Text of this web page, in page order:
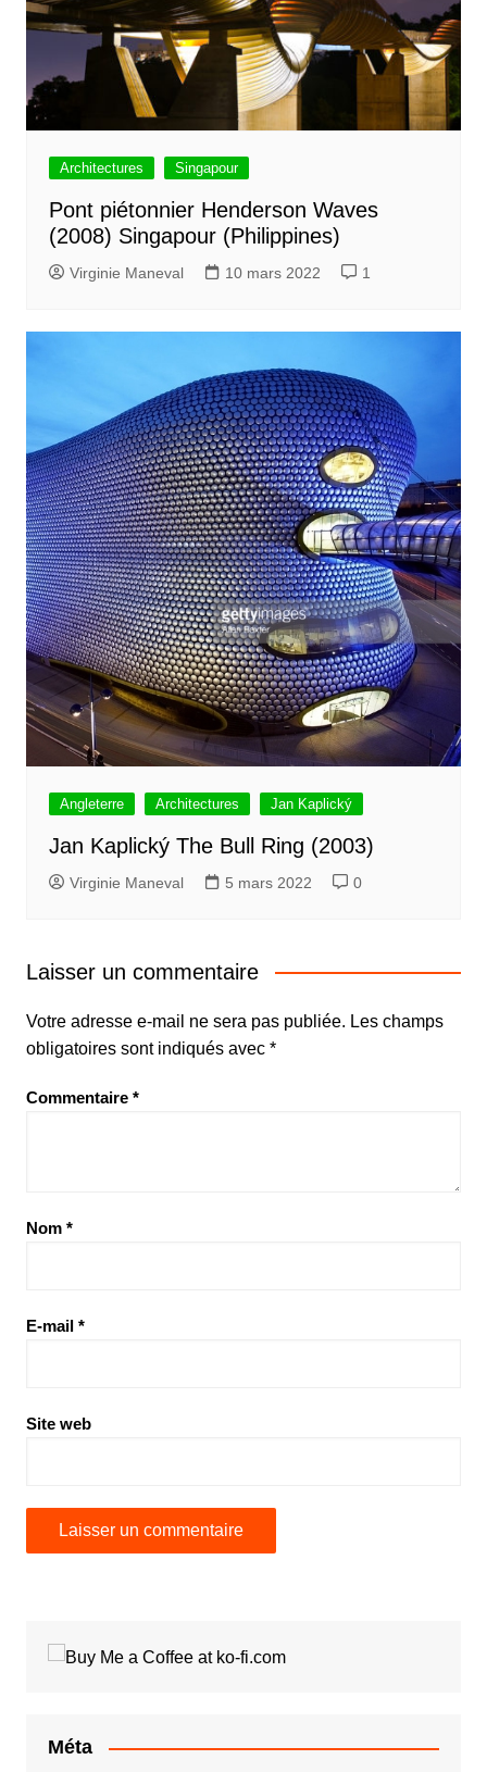
Architectures Singapour
Pont piétonnier Henderson Waves
(2008) Singapour (Philippines)
Virginie Maneval 10 mars 2022 1
Angleterre Architectures Jan Kaplický
Jan Kaplický The Bull Ring (2003)
Virginie Maneval 5 mars 2022 0
Laisser un commentaire
Votre adresse e-mail ne sera pas publiée. Les champs
obligatoires sont indiqués avec *
Commentaire *
Nom *
E-mail *
Site web
Méta